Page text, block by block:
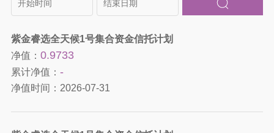
紫金睿选全天候1号集合资金信托计划
净值： 0.9733
累计净值： -
净值时间： 2026-07-31